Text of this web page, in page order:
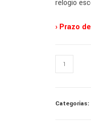
relógio
› Prazo
Quantidade
de
Categorias: